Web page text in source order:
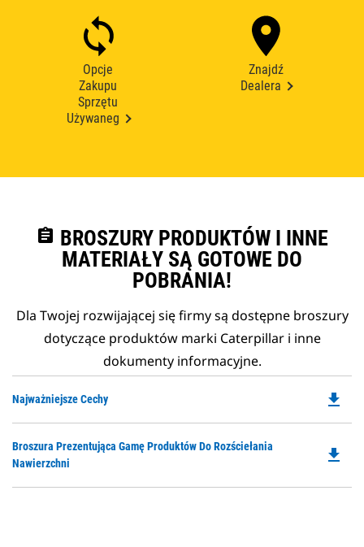
Opcje
Zakupu
Sprzętu
Używaneg
Znajdź
Dealera
assignment BROSZURY PRODUKTÓW I INNE
MATERIAŁY SĄ GOTOWE DO
POBRANIA!
Dla Twojej rozwijającej się firmy są dostępne broszury
dotyczące produktów marki Caterpillar i inne
dokumenty informacyjne.
Najważniejsze Cechy file_download
Broszura Prezentująca Gamę Produktów Do Rozściełania
Nawierzchni
file_download